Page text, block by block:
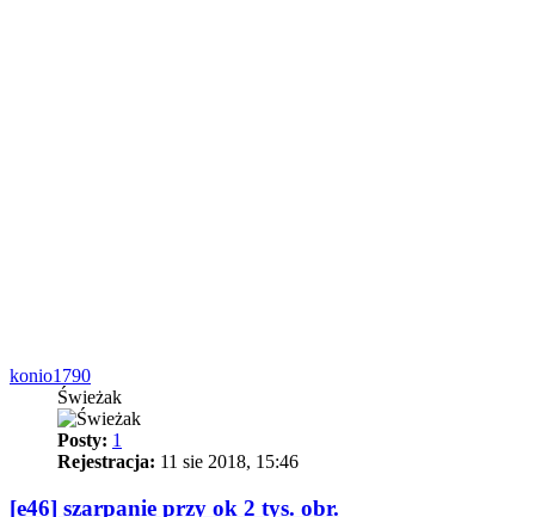
konio1790
Świeżak
Posty: 1
Rejestracja: 11 sie 2018, 15:46
[e46] szarpanie przy ok 2 tys. obr.